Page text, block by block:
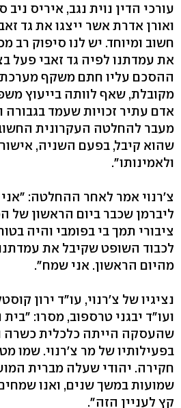
עורכי הדין נוית נגב, איריס
ואורן אדרת אשר ייצגו את גד
חשוב ומיוחד. יש לנו סיפוק
את עמדתנו לפיה גד זאבי פעל
ההסכם עליו חתם משקף
מקובלת, שאף לוותה בייעוץ
אדם עתיר זכויות שעמד
מעבר להחלטה העקרונית
שהוא קיבל, בפעם השניה, אישור
ולאמינותו״.
צ'רנוי אמר לאחר ההחלטה: "אני
ליברמן שכבר ביום הראשון של
ציבורי תמך בי בפומבי והיה
לכבוד השופט שקיבל את
מהיום הראשון. אני שמח".
נציגיו של צ'רנוי, עו"ד ירון
ועו"ד יבגני טרספוב, מסרו:
שהעסקה הייתה כלכלית כשרה
חקירה. יהודי שעלה מברית
שמועות במשך שנים, ואנו
קץ לעניין הזה".